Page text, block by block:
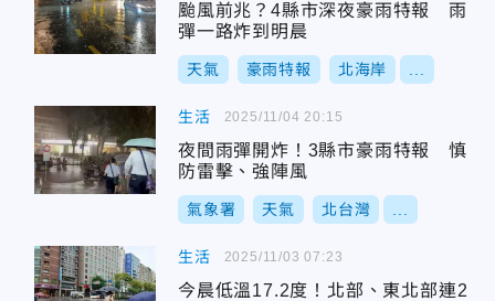
颱風前兆？4縣市深夜豪雨特報 雨
彈一路炸到明晨
天氣 豪雨特報 北海岸
生活
夜間雨彈開炸！3縣市豪雨特報 慎
防雷擊、強陣風
氣象署 天氣 北台灣
2025/11/04 20:15
生活
今晨低溫17.2度！北部、東北部連2
2025/11/03 07:23